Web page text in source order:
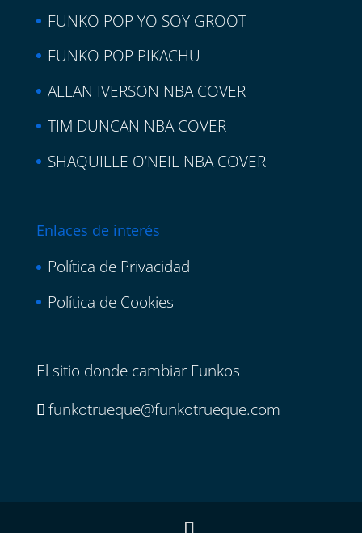
FUNKO POP YO SOY GROOT
FUNKO POP PIKACHU
ALLAN IVERSON NBA COVER
TIM DUNCAN NBA COVER
SHAQUILLE O’NEIL NBA COVER
Enlaces de interés
Política de Privacidad
Política de Cookies
El sitio donde cambiar Funkos
funkotrueque@funkotrueque.com